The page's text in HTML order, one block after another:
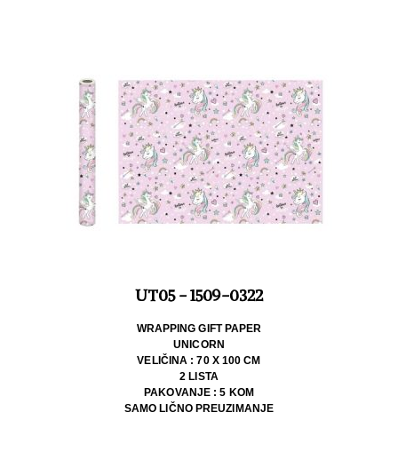
UT05 - 1509-0322
WRAPPING GIFT PAPER
UNICORN
VELIČINA : 70 X 100 CM
2 LISTA
PAKOVANJE : 5 KOM
SAMO LIČNO PREUZIMANJE